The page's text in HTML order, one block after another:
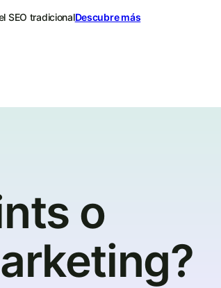
SEO tradicionalDescubre más
o